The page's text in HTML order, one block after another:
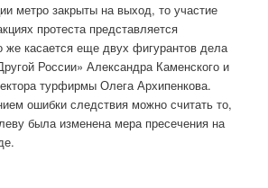
метро закрыты на выход, то участие
протеста представляется
касается еще двух фигурантов дела
России» Александра Каменского и
турфирмы Олега Архипенкова.
ошибки следствия можно считать то,
была изменена мера пресечения на